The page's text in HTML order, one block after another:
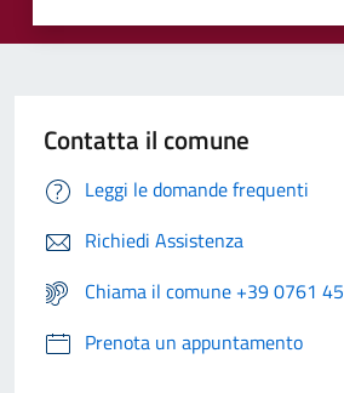
Contatta il comune
Leggi le domande frequenti
Richiedi Assistenza
Chiama il comune +39 0761
Prenota un appuntamento